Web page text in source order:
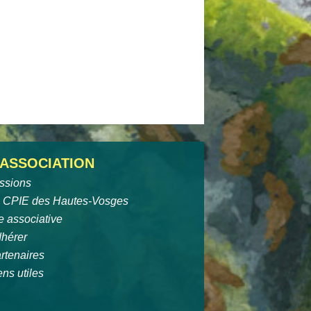
CPIE des Hautes-Vosges
associative
utiles